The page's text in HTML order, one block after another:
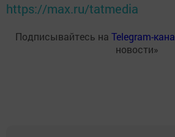
https://max.ru/tatmedia
Подписывайтесь на Telegram-
новости»